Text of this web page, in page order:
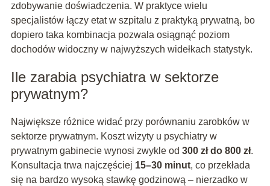
zdobywanie doświadczenia. W praktyce wielu
specjalistów łączy etat w szpitalu z praktyką prywatną, bo
dopiero taka kombinacja pozwala osiągnąć poziom
dochodów widoczny w najwyższych widełkach statystyk.
Ile zarabia psychiatra w sektorze
prywatnym?
Największe różnice widać przy porównaniu zarobków w
sektorze prywatnym. Koszt wizyty u psychiatry w
prywatnym gabinecie wynosi zwykle od 300 zł do 800 zł.
Konsultacja trwa najczęściej 15–30 minut, co przekłada
się na bardzo wysoką stawkę godzinową – nierzadko w